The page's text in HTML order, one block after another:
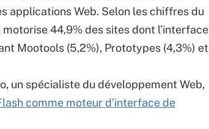
applications Web. Selon les chiffres du
44,9% des sites dont l’interface
Mootools (5,2%), Prototypes (4,3%) et
un spécialiste du développement Web,
comme moteur d’interface de